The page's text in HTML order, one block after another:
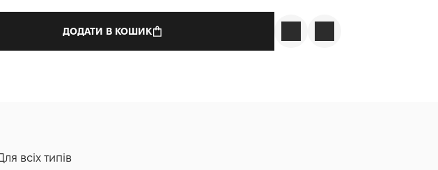
ДОДАТИ В КОШИК
всіх типів